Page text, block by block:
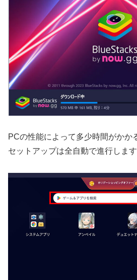
PCの性能によって多少時間がかか
セットアップは全自動で進行します